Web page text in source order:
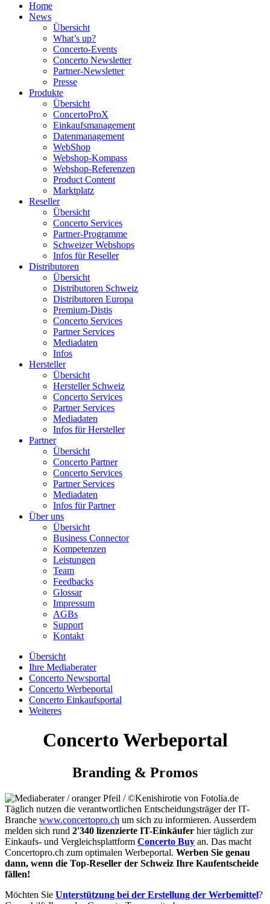
Home
News
Übersicht
What’s up?
Concerto-Events
Concerto Newsletter
Partner-Newsletter
Presse
Produkte
Übersicht
ConcertoProX
Einkaufsmanagement
Datenmanagement
WebShop
Webshop-Kompass
Webshop-Referenzen
Product Content
Marktplatz
Reseller
Übersicht
Concerto Services
Partner-Programme
Schweizer Webshops
Infos für Reseller
Distributoren
Übersicht
Distributoren Schweiz
Distributoren Europa
Premium-Distis
Concerto Services
Partner Services
Mediadaten
Infos
Hersteller
Übersicht
Hersteller Schweiz
Concerto Services
Partner Services
Mediadaten
Infos für Hersteller
Partner
Übersicht
Concerto Partner
Concerto Services
Partner Services
Mediadaten
Infos für Partner
Über uns
Übersicht
Business Connector
Kompetenzen
Leistungen
Team
Feedbacks
Glossar
Impressum
AGBs
Support
Kontakt
Übersicht
Ihre Mediaberater
Concerto Newsportal
Concerto Werbeportal
Concerto Einkaufsportal
Weiteres
Concerto Werbeportal
Branding & Promos
Täglich nutzen die verantwortlichen Entscheidungsträger der IT-
Branche www.concertopro.ch um sich zu informieren. Ausserdem
melden sich rund 2'340 lizenzierte IT-Einkäufer hier täglich zur
Einkaufs- und Vergleichsplattform Concerto Buy an. Das macht
Concertopro.ch zum optimalen Werbeportal. Werben Sie genau
dann, wenn die Top-Reseller der Schweiz Ihre Kaufentscheide
fällen!
Möchten Sie Unterstützung bei der Erstellung der Werbemittel?